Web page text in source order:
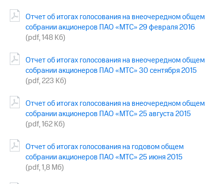
Отчет об итогах голосования на внеочередном общем
собрании акционеров ПАО «МТС» 29 февраля 2016
(pdf, 148 Кб)
Отчет об итогах голосования на внеочередном общем
собрании акционеров ПАО «МТС» 30 сентября 2015
(pdf, 223 Кб)
Отчет об итогах голосования на внеочередном общем
собрании акционеров ПАО «МТС» 25 августа 2015
(pdf, 162 Кб)
Отчет об итогах голосования на годовом общем
собрании акционеров ПАО «МТС» 25 июня 2015
(pdf, 1,8 Мб)